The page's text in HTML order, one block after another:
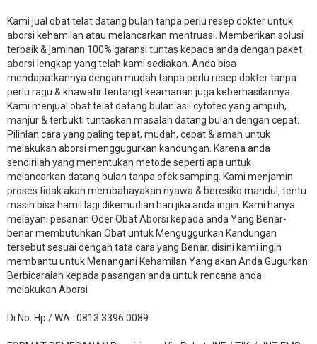
Kami jual obat telat datang bulan tanpa perlu resep dokter untuk
aborsi kehamilan atau melancarkan mentruasi. Memberikan solusi
terbaik & jaminan 100% garansi tuntas kepada anda dengan paket
aborsi lengkap yang telah kami sediakan. Anda bisa
mendapatkannya dengan mudah tanpa perlu resep dokter tanpa
perlu ragu & khawatir tentangt keamanan juga keberhasilannya.
Kami menjual obat telat datang bulan asli cytotec yang ampuh,
manjur & terbukti tuntaskan masalah datang bulan dengan cepat.
Pilihlan cara yang paling tepat, mudah, cepat & aman untuk
melakukan aborsi menggugurkan kandungan. Karena anda
sendirilah yang menentukan metode seperti apa untuk
melancarkan datang bulan tanpa efek samping. Kami menjamin
proses tidak akan membahayakan nyawa & beresiko mandul, tentu
masih bisa hamil lagi dikemudian hari jika anda ingin. Kami hanya
melayani pesanan Oder Obat Aborsi kepada anda Yang Benar-
benar membutuhkan Obat untuk Menguggurkan Kandungan
tersebut sesuai dengan tata cara yang Benar. disini kami ingin
membantu untuk Menangani Kehamilan Yang akan Anda Gugurkan.
Berbicaralah kepada pasangan anda untuk rencana anda
melakukan Aborsi
Di No. Hp / WA : 0813 3396 0089